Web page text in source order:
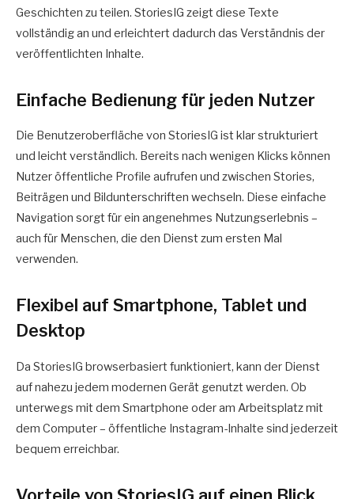
Geschichten zu teilen. StoriesIG zeigt diese Texte
vollständig an und erleichtert dadurch das Verständnis der
veröffentlichten Inhalte.
Einfache Bedienung für jeden Nutzer
Die Benutzeroberfläche von StoriesIG ist klar strukturiert
und leicht verständlich. Bereits nach wenigen Klicks können
Nutzer öffentliche Profile aufrufen und zwischen Stories,
Beiträgen und Bildunterschriften wechseln. Diese einfache
Navigation sorgt für ein angenehmes Nutzungserlebnis –
auch für Menschen, die den Dienst zum ersten Mal
verwenden.
Flexibel auf Smartphone, Tablet und
Desktop
Da StoriesIG browserbasiert funktioniert, kann der Dienst
auf nahezu jedem modernen Gerät genutzt werden. Ob
unterwegs mit dem Smartphone oder am Arbeitsplatz mit
dem Computer – öffentliche Instagram-Inhalte sind jederzeit
bequem erreichbar.
Vorteile von StoriesIG auf einen Blick